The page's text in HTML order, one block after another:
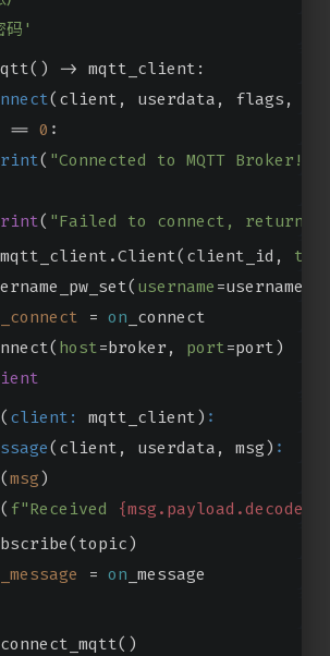
码'
() -> mqtt_client:
( client, userdata, flags, rc
0 :
( "Connected to MQTT Broker!"
( "Failed to connect, return
username =username,
= on _connect
host=broker, port=port)
( client: mqtt_client) :
( client, userdata, msg) :
(msg)
( f"Received
= on _message